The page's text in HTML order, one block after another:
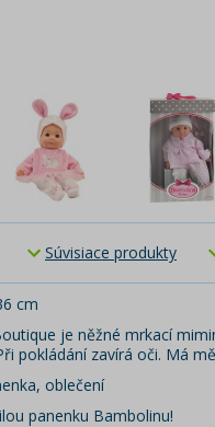
Súvisiace produkty
cm
je něžné mrkací
pokládání zavírá oči. Má
oblečení
panenku Bambolinu!